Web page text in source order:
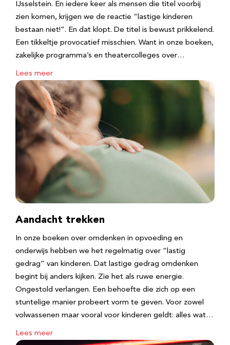
IJsselstein. En iedere keer als mensen die titel voorbij
zien komen, krijgen we de reactie “lastige kinderen
bestaan niet!”. En dat klopt. De titel is bewust prikkelend.
Een tikkeltje provocatief misschien. Want in onze boeken,
zakelijke programma’s en theatercolleges over…
Lees meer
Aandacht trekken
In onze boeken over omdenken in opvoeding en
onderwijs hebben we het regelmatig over “lastig
gedrag” van kinderen. Dat lastige gedrag omdenken
begint bij anders kijken. Zie het als ruwe energie.
Ongestold verlangen. Een behoefte die zich op een
stuntelige manier probeert vorm te geven. Voor zowel
volwassenen maar vooral voor kinderen geldt: alles wat…
Lees meer